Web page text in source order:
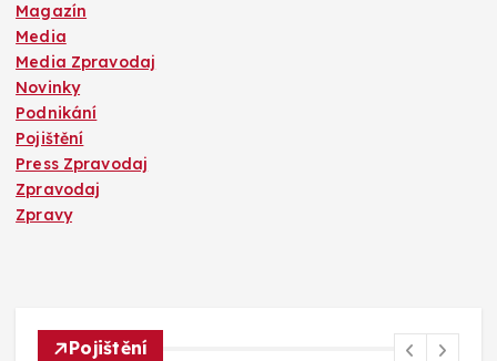
Magazín
Media
Media Zpravodaj
Novinky
Podnikání
Pojištění
Press Zpravodaj
Zpravodaj
Zpravy
Pojištění